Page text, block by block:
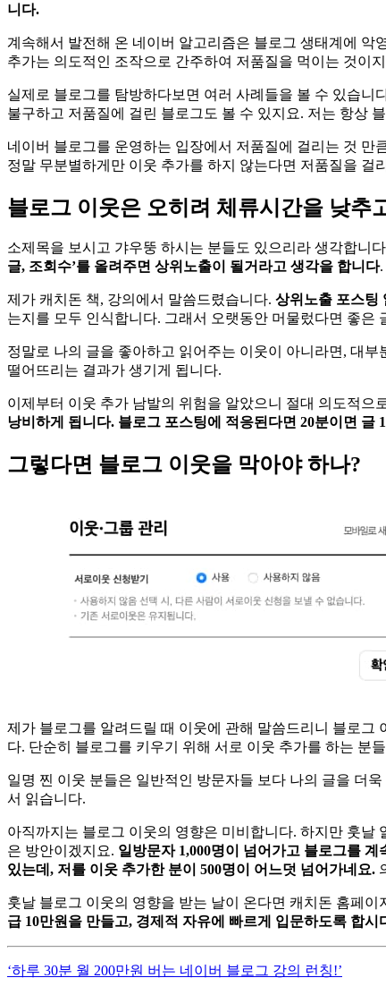
니다.
계속해서 발전해 온 네이버 알고리즘은 블로그 생태계에
추가는 의도적인 조작으로 간주하여 저품질을 먹이는 것이
실제로 블로그를 탐방하다보면 여러 사례들을 볼 수 있습니
불구하고 저품질에 걸린 블로그도 볼 수 있지요. 저는 항상
네이버 블로그를 운영하는 입장에서 저품질에 걸리는 것 만
정말 무분별하게만 이웃 추가를 하지 않는다면 저품질을
블로그 이웃은 오히려 체류시간을 낮추
소제목을 보시고 갸우뚱 하시는 분들도 있으리라 생각합니
글, 조회수’를 올려주면 상위노출이 될거라고 생각을 합니다.
제가 캐치돈 책, 강의에서 말씀드렸습니다. 상위노출 포스팅
는지를 모두 인식합니다. 그래서 오랫동안 머물렀다면 좋
정말로 나의 글을 좋아하고 읽어주는 이웃이 아니라면, 대
떨어뜨리는 결과가 생기게 됩니다.
이제부터 이웃 추가 남발의 위험을 알았으니 절대 의도적으
낭비하게 됩니다. 블로그 포스팅에 적응된다면 20분이면 글
그렇다면 블로그 이웃을 막아야 하나?
제가 블로그를 알려드릴 때 이웃에 관해 말씀드리니 블로그
다. 단순히 블로그를 키우기 위해 서로 이웃 추가를 하는 분
일명 찐 이웃 분들은 일반적인 방문자들 보다 나의 글을 더
서 읽습니다.
아직까지는 블로그 이웃의 영향은 미비합니다. 하지만 훗
은 방안이겠지요. 일방문자 1,000명이 넘어가고 블로그를
있는데, 저를 이웃 추가한 분이 500명이 어느덧 넘어가네요.
훗날 블로그 이웃의 영향을 받는 날이 온다면 캐치돈 홈페
급 10만원을 만들고, 경제적 자유에 빠르게 입문하도록 합시
‘하루 30분 월 200만원 버는 네이버 블로그 강의 런칭!’